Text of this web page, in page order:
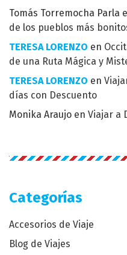
Tomás Torremocha Parla
de los pueblos más
TERESA LORENZO en
de una Ruta Mágica y
TERESA LORENZO en
días con Descuento
Monika Araujo en Viajar a
Categorías
Accesorios de Viaje
Blog de Viajes